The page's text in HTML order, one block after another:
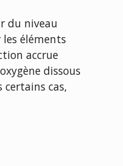
du niveau
éléments
accrue
dissous
certains cas,